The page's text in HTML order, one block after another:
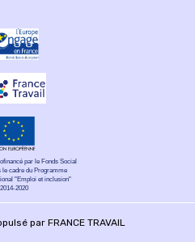
par le Fonds Social
le cadre du Programme
"Emploi et inclusion"
2014-2020
par FRANCE TRAVAIL